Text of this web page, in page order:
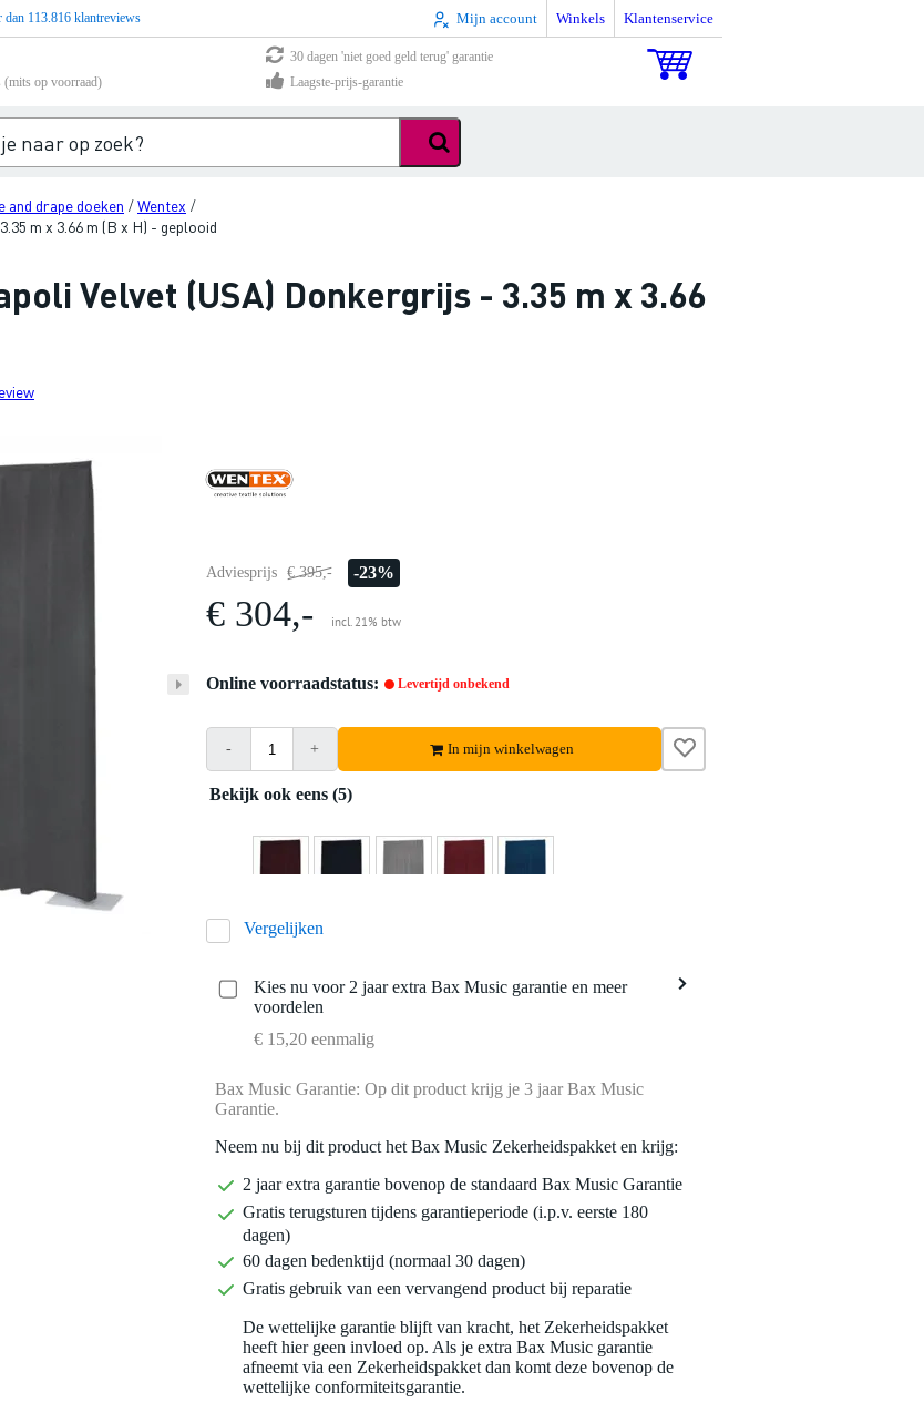
dan 113.816 klantreviews Mijn account Winkels Klantenservice
30 dagen 'niet goed geld terug' garantie
(mits op voorraad)
Laagste-prijs-garantie
and drape doeken /Wentex /
m x 3.66 m (B x H) - geplooid
Velvet (USA) Donkergrijs - 3.35 m x 3.66
Adviesprijs € 395,- -23%
€ 304,- incl. 21% btw
Online voorraadstatus: Levertijd onbekend
- + In mijn winkelwagen
Bekijk ook eens (5)
Vergelijken
Kies nu voor 2 jaar extra Bax Music garantie en meer
voordelen
€ 15,20 eenmalig
Bax Music Garantie: Op dit product krijg je 3 jaar Bax Music
Garantie.
Neem nu bij dit product het Bax Music Zekerheidspakket en krijg:
2 jaar extra garantie bovenop de standaard Bax Music Garantie
Gratis terugsturen tijdens garantieperiode (i.p.v. eerste 180
dagen)
60 dagen bedenktijd (normaal 30 dagen)
Gratis gebruik van een vervangend product bij reparatie
De wettelijke garantie blijft van kracht, het Zekerheidspakket
heeft hier geen invloed op. Als je extra Bax Music garantie
afneemt via een Zekerheidspakket dan komt deze bovenop de
wettelijke conformiteitsgarantie.